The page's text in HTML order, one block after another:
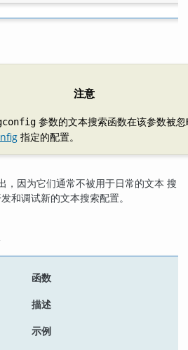
注意
参数的文本搜索函数在该参数被
指定的配置。
，因为它们通常不被用于日常的文本 搜
和调试新的文本搜索配置。
函数
描述
示例